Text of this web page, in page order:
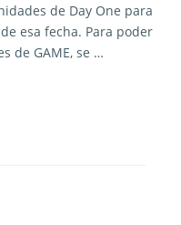
de Day One para
esa fecha. Para poder
de GAME, se …